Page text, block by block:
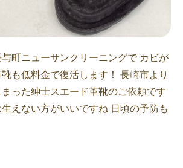
町ニューサンクリーニングで カビが
も低料金で復活します！ 長崎市より
った紳士スエード革靴のご依頼です
えない方がいいですね 日頃の予防も